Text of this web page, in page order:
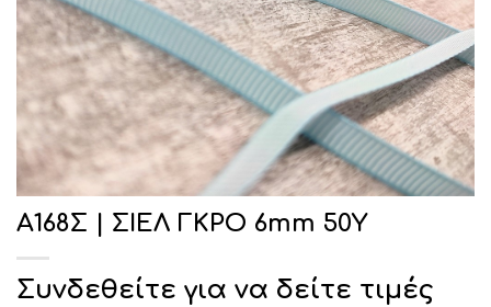
Α168Σ | ΣΙΕΛ ΓΚΡΟ 6mm 50Υ
Συνδεθείτε για να δείτε τιμές